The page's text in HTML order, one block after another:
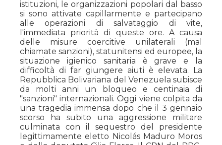
istituzioni, le organizzazioni popolari dal basso
si sono attivate capillarmente e partecipano
alle operazioni di salvataggio di vite,
l'immediata priorità di queste ore. A causa
delle misure coercitive unilaterali (mal
chiamate sanzioni), statunitensi ed europee, la
situazione igienico sanitaria è grave e la
difficoltà di far giungere aiuti è elevata. La
Repubblica Bolivariana del Venezuela subisce
da molti anni un bloqueo e centinaia di
"sanzioni" internazionali. Oggi viene colpita da
una tragedia immensa dopo che il 3 gennaio
scorso ha subito una aggressione militare
culminata con il sequestro del presidente
legittimamente eletto Nicolás Maduro Moros